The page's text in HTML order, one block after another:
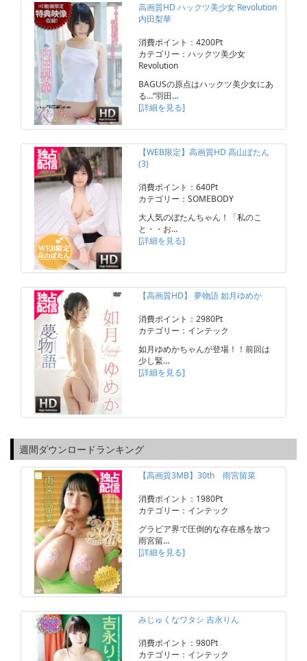
高画質HD ハックツ美少女 Revolution
内田梨華
消費ポイント：4200Pt
カテゴリー：ハックツ美少女
Revolution
BAGUSの原点はハックツ美少女にあ
る…“羽田…
[詳細を見る]
【WEB限定】高画質HD 高山ぼたん
(3)
消費ポイント：640Pt
カテゴリー：SOMEBODY
大人気のぼたんちゃん！「私のこ
と・・お…
[詳細を見る]
【高画質HD】 夢物語 如月ゆめか
消費ポイント：2980Pt
カテゴリー：インテック
如月ゆめかちゃんが登場！！前回は
少し緊…
[詳細を見る]
週間ダウンロードランキング
【高画質3MB】30th 雨宮留菜
消費ポイント：1980Pt
カテゴリー：インテック
グラビア界で圧倒的な存在感を放つ
雨宮留…
[詳細を見る]
みじゅくなワタシ 吉永りん
消費ポイント：980Pt
カテゴリー：インテック